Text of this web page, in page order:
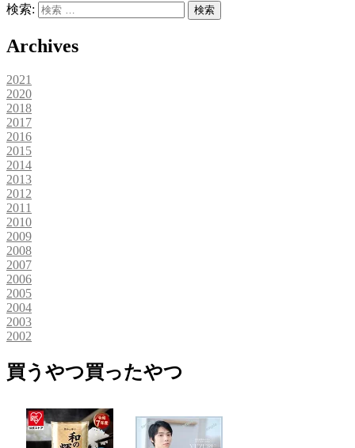
検索: 検索
Archives
2021
2020
2018
2017
2016
2015
2014
2013
2012
2011
2010
2009
2008
2007
2006
2005
2004
2003
2002
買うやつ買ったやつ